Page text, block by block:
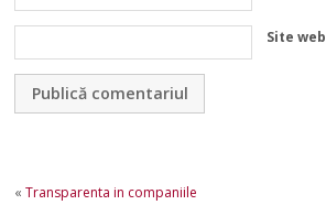
Site web
«Transparenta in companiile